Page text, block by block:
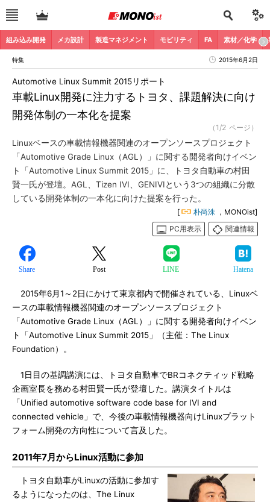
組み込み開発 メカ設計 製造マネジメント モビリティ FA 素材／化学
特集 2015年6月2日
車載Linux開発に注力するトヨタ、課題解決に向け
開発体制の一本化を提案
Automotive Linux Summit 2015リポート
（1/2 ページ）
Linuxベースの車載情報機器関連のオープンソースプロジェクト
「Automotive Grade Linux（AGL）」に関する開発者向けイベン
ト「Automotive Linux Summit 2015」に、トヨタ自動車の村田
賢一氏が登壇。AGL、Tizen IVI、GENIVIという3つの組織に分散
している開発体制の一本化に向けた提案を行った。
[ 朴尚洙 ，MONOist]
PC用表示
関連情報
Share Post LINE Hatena
2015年6月1～2日にかけて東京都内で開催されている、Linuxベ
ースの車載情報機器関連のオープンソースプロジェクト
「Automotive Grade Linux（AGL）」に関する開発者向けイベン
ト「Automotive Linux Summit 2015」（主催：The Linux
Foundation）。
1日目の基調講演には、トヨタ自動車でBRコネクティッド戦略
企画室長を務める村田賢一氏が登壇した。講演タイトルは
「Unified automotive software code base for IVI and
connected vehicle」で、今後の車載情報機器向けLinuxプラット
フォーム開発の方向性について言及した。
2011年7月からLinux活動に参加
トヨタ自動車がLinuxの活動に参加す
るようになったのは、The Linux